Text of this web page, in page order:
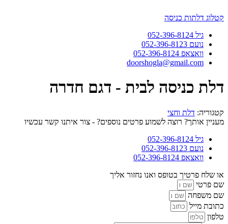
לתוכן
קטלוג דלתות כניסה
גיל 052-396-8124
נועם 052-396-8123
וואצאפ 052-396-8124
doorshogla@gmail.com
דלת כניסה לבית - דגם חדרה
קטגוריה: דלת וחצי
מעניין אותך? רוצה לשמוע פרטים נוספים? - צור איתנו קשר עכשיו
גיל 052-396-8124
נועם 052-396-8123
וואצאפ 052-396-8124
או שלח פרטיך בטופס ואנו נחזור אליך
שם פרטי
שם משפחה
כתובת מייל
טלפון